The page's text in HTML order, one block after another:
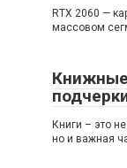
RTX 2060 —
массовом
Книги – это
но и важная